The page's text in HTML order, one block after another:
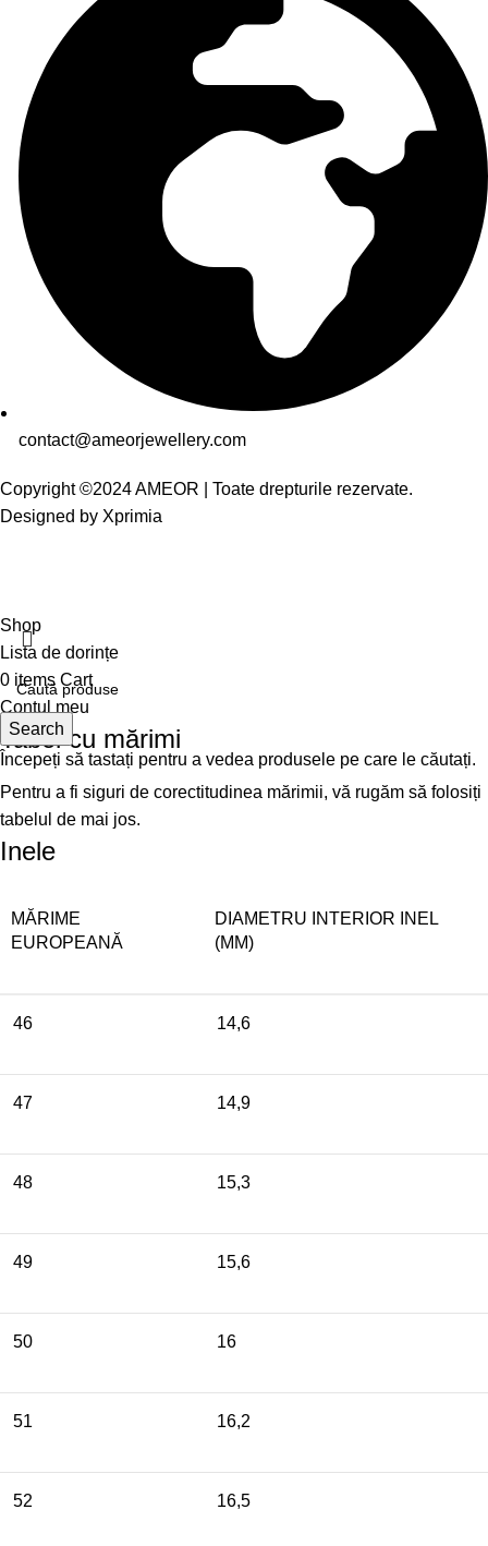
contact@ameorjewellery.com
Copyright ©2024 AMEOR | Toate drepturile rezervate.
Designed by Xprimia
Search
Începeți să tastați pentru a vedea produsele pe care le căutați.
Shop
Lista de dorințe
0 items Cart
Contul meu
Tabel cu mărimi
Pentru a fi siguri de corectitudinea mărimii, vă rugăm să folosiți
tabelul de mai jos.
Inele
MĂRIME
EUROPEANĂ
DIAMETRU INTERIOR INEL
(MM)
46 14,6
47 14,9
48 15,3
49 15,6
50 16
51 16,2
52 16,5